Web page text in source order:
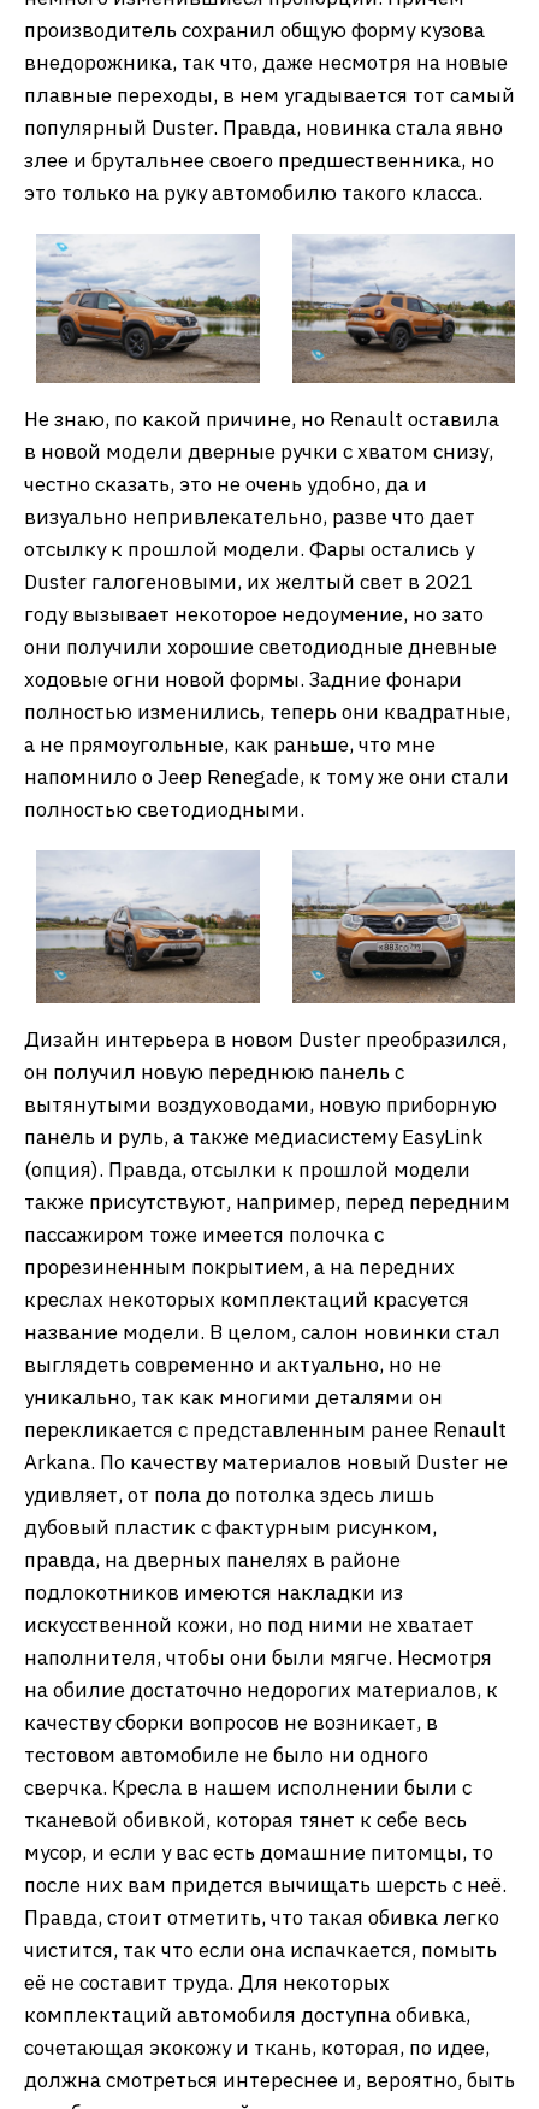
производитель сохранил общую форму кузова
внедорожника, так что, даже несмотря на новые
плавные переходы, в нем угадывается тот самый
популярный Duster. Правда, новинка стала явно
злее и брутальнее своего предшественника, но
это только на руку автомобилю такого класса.
Не знаю, по какой причине, но Renault оставила
в новой модели дверные ручки с хватом снизу,
честно сказать, это не очень удобно, да и
визуально непривлекательно, разве что дает
отсылку к прошлой модели. Фары остались у
Duster галогеновыми, их желтый свет в 2021
году вызывает некоторое недоумение, но зато
они получили хорошие светодиодные дневные
ходовые огни новой формы. Задние фонари
полностью изменились, теперь они квадратные,
а не прямоугольные, как раньше, что мне
напомнило о Jeep Renegade, к тому же они стали
полностью светодиодными.
Дизайн интерьера в новом Duster преобразился,
он получил новую переднюю панель с
вытянутыми воздуховодами, новую приборную
панель и руль, а также медиасистему EasyLink
(опция). Правда, отсылки к прошлой модели
также присутствуют, например, перед передним
пассажиром тоже имеется полочка с
прорезиненным покрытием, а на передних
креслах некоторых комплектаций красуется
название модели. В целом, салон новинки стал
выглядеть современно и актуально, но не
уникально, так как многими деталями он
перекликается с представленным ранее Renault
Arkana. По качеству материалов новый Duster не
удивляет, от пола до потолка здесь лишь
дубовый пластик с фактурным рисунком,
правда, на дверных панелях в районе
подлокотников имеются накладки из
искусственной кожи, но под ними не хватает
наполнителя, чтобы они были мягче. Несмотря
на обилие достаточно недорогих материалов, к
качеству сборки вопросов не возникает, в
тестовом автомобиле не было ни одного
сверчка. Кресла в нашем исполнении были с
тканевой обивкой, которая тянет к себе весь
мусор, и если у вас есть домашние питомцы, то
после них вам придется вычищать шерсть с неё.
Правда, стоит отметить, что такая обивка легко
чистится, так что если она испачкается, помыть
её не составит труда. Для некоторых
комплектаций автомобиля доступна обивка,
сочетающая экокожу и ткань, которая, по идее,
должна смотреться интереснее и, вероятно, быть